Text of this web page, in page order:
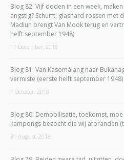
Blog 82: Vijf doden in een week,
angstig? Schurft, glashard rossen met
Madiun brengt Van Mook terug en
helft september 1948)
11 December, 2018
Blog 81: Van Kasomálang naar
vermiste (eerste helft september 1948)
1 October, 2018
Blog 80: Demobilisatie, toekomst,
kampongs bezocht die wij afbranden
31 August, 2018